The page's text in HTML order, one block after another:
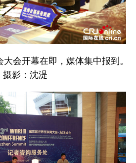
会开幕在即，媒体集中报到。
摄影：沈湜